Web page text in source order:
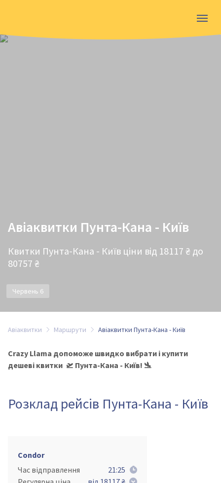
Авіаквитки Пунта-Кана - Київ
Квитки Пунта-Кана - Київ ціни від 18117 ₴ до
80757 ₴
Червень 6
Авіаквитки Маршрути Авіаквитки Пунта-Кана - Київ
Crazy Llama допоможе швидко вибрати і купити
дешеві квитки 🛫 Пунта-Кана - Київ! 🛬
Розклад рейсів Пунта-Кана - Київ
Condor
Час відправлення
21:25